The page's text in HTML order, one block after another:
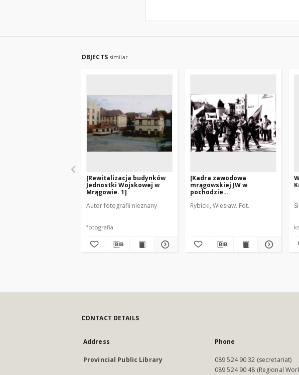
OBJECTS similar
[Rewitalizacja budynków
Jednostki Wojskowej w
Mrągowie. 1]
Autor fotografii nieznany
fotografia
[Kadra zawodowa
mrągowskiej JW w
pochodzie
Rybicki, Wiesław. Fot.
CONTACT DETAILS
Address
Provincial Public Library
Phone
089 524 90 32 (secretariat)
089 524 90 48 (Regional